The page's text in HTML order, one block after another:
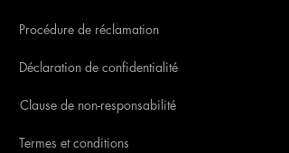
Procédure de réclamation
Déclaration de confidentialité
Clause de non-responsabilité
Termes et conditions